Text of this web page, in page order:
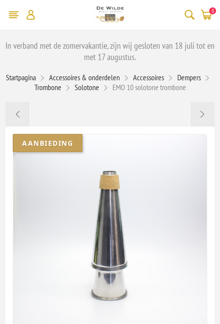
0
In verband met de zomervakantie, zijn wij gesloten van 18 juli tot en
met 17 augustus.
Startpagina Accessoires & onderdelen Accessoires
Dempers
Trombone
Solotone EMO 10 solotone trombone
AANBIEDING